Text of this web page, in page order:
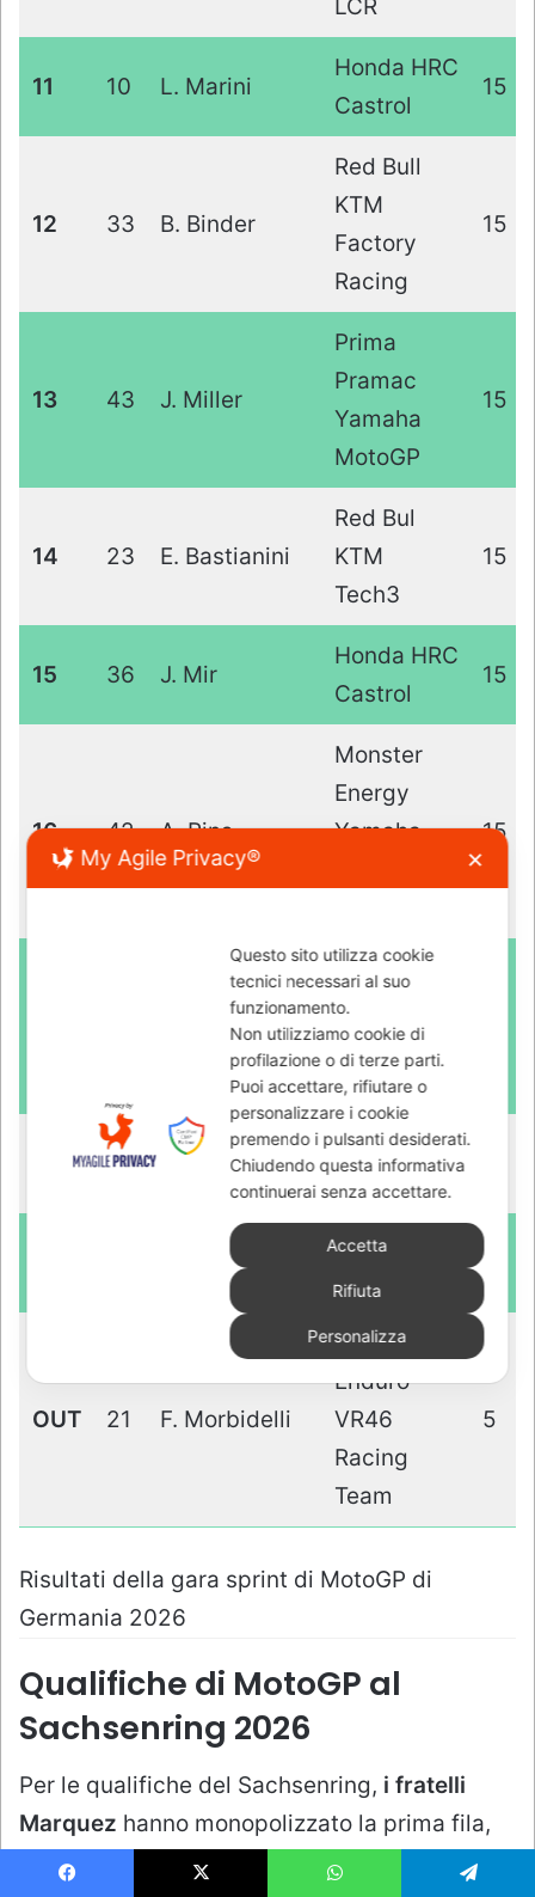
My Agile Privacy® ✕
Questo sito utilizza cookie
tecnici necessari al suo
funzionamento.
Non utilizziamo cookie di
profilazione o di terze parti.
Puoi accettare, rifiutare o
personalizzare i cookie
premendo i pulsanti desiderati.
Chiudendo questa informativa
continuerai senza accettare.
Accetta
Rifiuta
Personalizza